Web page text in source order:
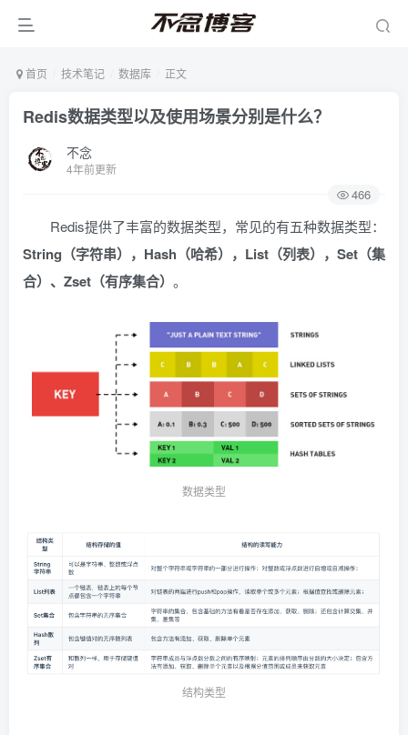
首页 技术笔记 数据库 正文
Redis数据类型以及使用场景分别是什么？
不念
4年前更新
466
Redis提供了丰富的数据类型，常见的有五种数据类型：
String（字符串），Hash（哈希），List（列表），Set（集
合）、Zset（有序集合） 。
数据类型
结构类型